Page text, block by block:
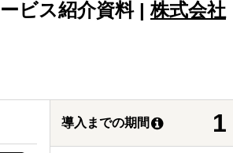
ビス紹介資料 |株式会社
導入までの期間 1